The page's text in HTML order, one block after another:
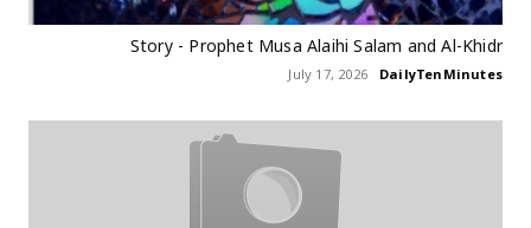
Story - Prophet Musa Alaihi Salam and Al-Khidr
DailyTenMinutes
July 17, 2026